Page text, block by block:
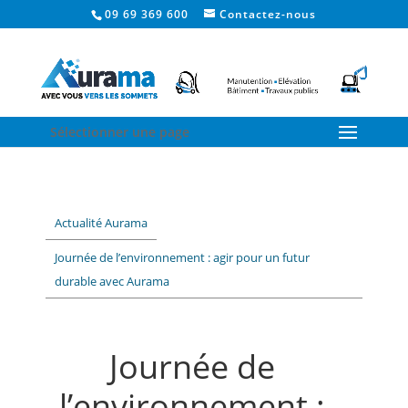
09 69 369 600 Contactez-nous
Sélectionner une page
Actualité Aurama
Journée de l’environnement : agir pour un futur
durable avec Aurama
Journée de